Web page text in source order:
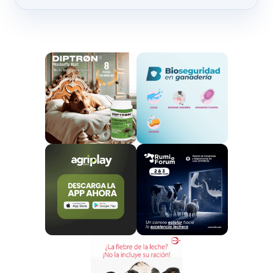
kilómetros de retenciones, de acuerdo con la
En Tarragona, los manifestantes han bloqueado
ambos sentidos de la N-240 entre Valls y
Montblanc.
Está previsto que los agricultores bloqueen a pie y con
frontera en Irún-Biriatou (País
Vasco), Canfranc y Sallent de Gállego (Aragón),
Bossóst, La Seu D’Urgell, Puigcerdà, Coll D’Ares y
La Jonquera (Cataluña).
En Navarra, varios tractoresse dirigen hacia la
frontera con Francia sin que hasta ahora se
hayan reportado incidentes de tráfico.